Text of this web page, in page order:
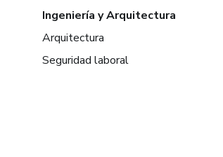
Ingeniería y Arquitectura
Arquitectura
Seguridad laboral